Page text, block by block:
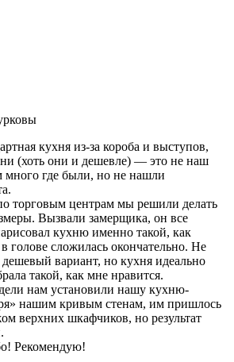
кухня из-за короба и выступов,
(хоть они и дешевле) — это не наш
где были, но не нашли
торговым центрам мы решили делать
Вызвали замерщика, он все
кухню именно такой, как
голове сложилась окончательно. Не
вариант, но кухня идеально
такой, как мне нравится.
нам установили нашу кухню-
нашим кривым стенам, им пришлось
верхних шкафчиков, но результат
Рекомендую!